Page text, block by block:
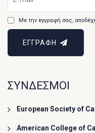
Με την εγγραφή σας,
ΕΓΓΡΑΦΗ
ΣΥΝΔΕΣΜΟΙ
European Society of
American College of